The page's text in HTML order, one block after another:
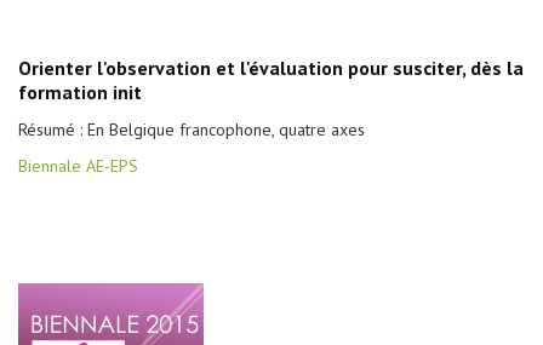
Orienter l'observation et l'évaluation pour susciter, dès la
formation init
Résumé : En Belgique francophone, quatre axes
Biennale AE-EPS